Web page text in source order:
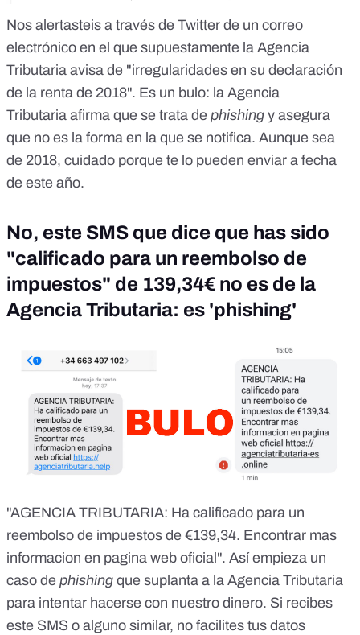
Nos alertasteis a través de Twitter de un correo
electrónico en el que supuestamente la Agencia
Tributaria avisa de "irregularidades en su declaración
de la renta de 2018". Es un bulo: la Agencia
Tributaria afirma que se trata de phishing y asegura
que no es la forma en la que se notifica. Aunque sea
de 2018, cuidado porque te lo pueden enviar a fecha
de este año.
No, este SMS que dice que has sido
"calificado para un reembolso de
impuestos" de 139,34€ no es de la
Agencia Tributaria: es 'phishing'
"AGENCIA TRIBUTARIA: Ha calificado para un
reembolso de impuestos de €139,34. Encontrar mas
informacion en pagina web oficial". Así empieza un
caso de phishing que suplanta a la Agencia Tributaria
para intentar hacerse con nuestro dinero. Si recibes
este SMS o alguno similar, no facilites tus datos